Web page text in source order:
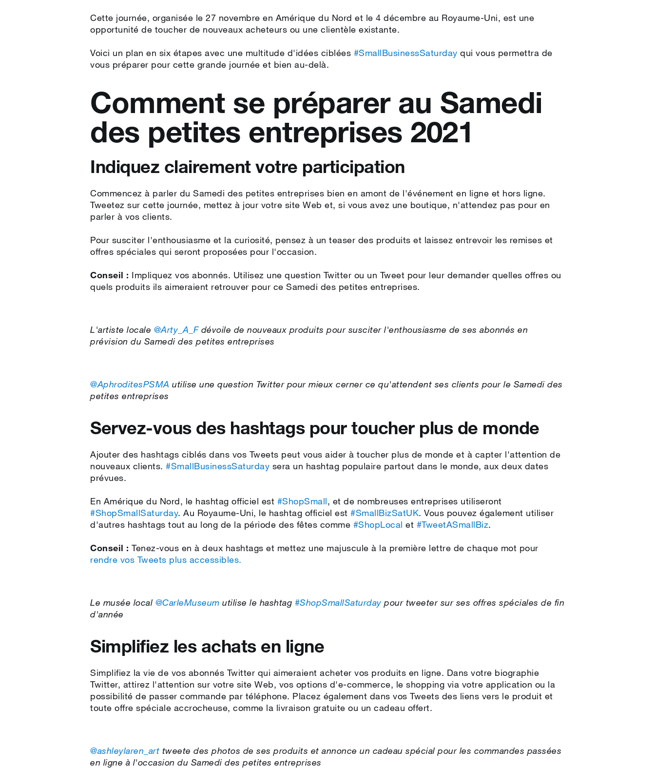
Cette journée, organisée le 27 novembre en Amérique du Nord et le 4 décembre au Royaume-Uni, est une
opportunité de toucher de nouveaux acheteurs ou une clientèle existante.
Voici un plan en six étapes avec une multitude d'idées ciblées #SmallBusinessSaturday qui vous permettra de
vous préparer pour cette grande journée et bien au-delà.
Comment se préparer au Samedi
des petites entreprises 2021
Indiquez clairement votre participation
Commencez à parler du Samedi des petites entreprises bien en amont de l'événement en ligne et hors ligne.
Tweetez sur cette journée, mettez à jour votre site Web et, si vous avez une boutique, n'attendez pas pour en
parler à vos clients.
Pour susciter l'enthousiasme et la curiosité, pensez à un teaser des produits et laissez entrevoir les remises et
offres spéciales qui seront proposées pour l'occasion.
Conseil : Impliquez vos abonnés. Utilisez une question Twitter ou un Tweet pour leur demander quelles offres ou
quels produits ils aimeraient retrouver pour ce Samedi des petites entreprises.
L'artiste locale @Arty_A_Fdévoile de nouveaux produits pour susciter l'enthousiasme de ses abonnés en
prévision du Samedi des petites entreprises
@AphroditesPSMA utilise une question Twitter pour mieux cerner ce qu'attendent ses clients pour le Samedi des
petites entreprises
Servez-vous des hashtags pour toucher plus de monde
Ajouter des hashtags ciblés dans vos Tweets peut vous aider à toucher plus de monde et à capter l'attention de
nouveaux clients.#SmallBusinessSaturday sera un hashtag populaire partout dans le monde, aux deux dates
prévues.
En Amérique du Nord, le hashtag officiel est #ShopSmall, et de nombreuses entreprises utiliseront
#ShopSmallSaturday. Au Royaume-Uni, le hashtag officiel est#SmallBizSatUK. Vous pouvez également utiliser
d'autres hashtags tout au long de la période des fêtes comme #ShopLocal et #TweetASmallBiz.
Conseil :Tenez-vous en à deux hashtags et mettez une majuscule à la première lettre de chaque mot pour
rendre vos Tweets plus accessibles.
Le musée local @CarleMuseum utilise le hashtag #ShopSmallSaturday pour tweeter sur ses offres spéciales de fin
d'année
Simplifiez les achats en ligne
Simplifiez la vie de vos abonnés Twitter qui aimeraient acheter vos produits en ligne. Dans votre biographie
Twitter, attirez l'attention sur votre site Web, vos options d'e‑commerce, le shopping via votre application ou la
possibilité de passer commande par téléphone. Placez également dans vos Tweets des liens vers le produit et
toute offre spéciale accrocheuse, comme la livraison gratuite ou un cadeau offert.
@ashleylaren_art tweete des photos de ses produits et annonce un cadeau spécial pour les commandes passées
en ligne à l'occasion du Samedi des petites entreprises